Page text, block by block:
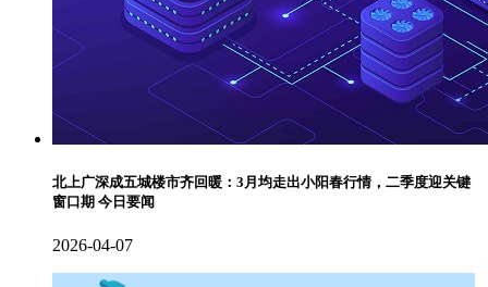
北上广深成五城楼市齐回暖：3月均走出小阳春行情，二季度迎关键
窗口期 今日要闻
2026-04-07